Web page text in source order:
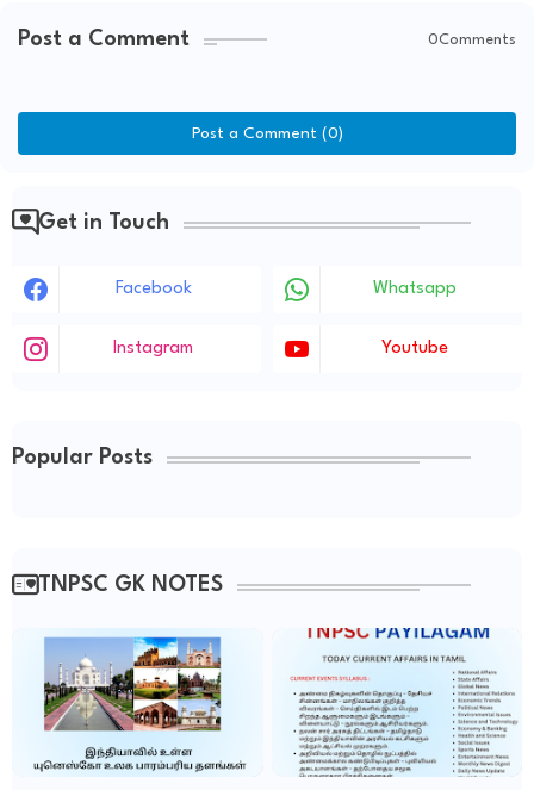
Post a Comment 0Comments
Post a Comment (0)
Get in Touch
Facebook Whatsapp
Instagram Youtube
Popular Posts
TNPSC GK NOTES